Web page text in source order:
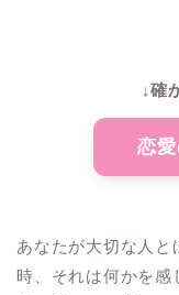
↓確
恋
あなたが大切な人と
時、それは何かを感